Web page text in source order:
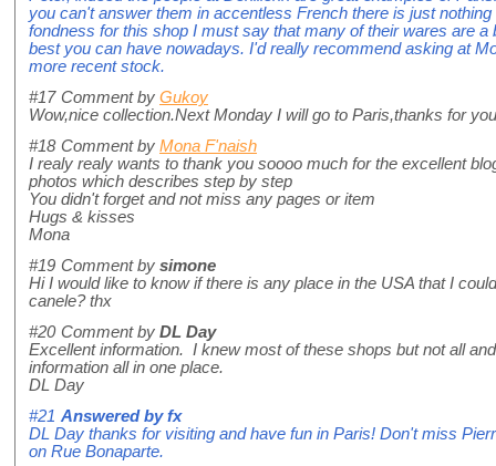
you can't answer them in accentless French there is just
fondness for this shop I must say that many of their wares are a
best you can have nowadays. I'd really recommend asking at
more recent stock.
#17 Comment by Gukoy
Wow,nice collection.Next Monday I will go to Paris,thanks for
#18 Comment by Mona F'naish
I realy realy wants to thank you soooo much for the excellent
photos which describes step by step
You didn't forget and not miss any pages or item
Hugs & kisses
Mona
#19 Comment by simone
Hi I would like to know if there is any place in the USA that I
canele? thx
#20 Comment by DL Day
Excellent information. I knew most of these shops but not all
information all in one place.
DL Day
#21 Answered byfx
DL Day thanks for visiting and have fun in Paris! Don't miss
on Rue Bonaparte.